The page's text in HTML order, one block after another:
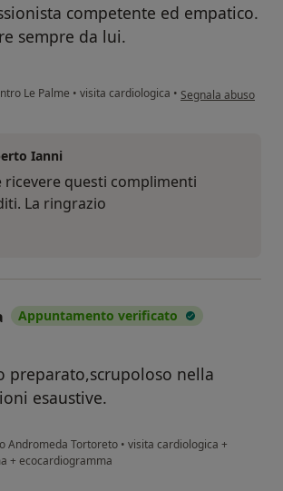
competente ed empatico.
sempre da lui.
Le Palme • visita cardiologica • secondo l'opinione
Segnala abuso
Ianni
ricevere questi complimenti
La ringrazio
Appuntamento verificato
preparato,scrupoloso nella
esaustive.
Andromeda Tortoreto • visita cardiologica +
+ ecocardiogramma
Oddi teresa